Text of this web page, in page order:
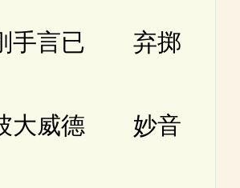
言已 弃掷
威德 妙音